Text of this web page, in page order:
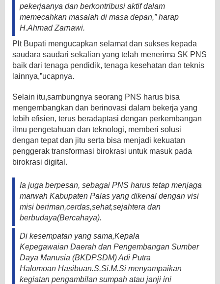
pekerjaanya dan berkontribusi aktif dalam
memecahkan masalah di masa depan,” harap
H.Ahmad Zarnawi.
Plt Bupati mengucapkan selamat dan sukses kepada
saudara saudari sekalian yang telah menerima SK PNS
baik dari tenaga pendidik, tenaga kesehatan dan teknis
lainnya,”ucapnya.
Selain itu,sambungnya seorang PNS harus bisa
mengembangkan dan berinovasi dalam bekerja yang
lebih efisien, terus beradaptasi dengan perkembangan
ilmu pengetahuan dan teknologi, memberi solusi
dengan tepat dan jitu serta bisa menjadi kekuatan
penggerak transformasi birokrasi untuk masuk pada
birokrasi digital.
Ia juga berpesan, sebagai PNS harus tetap menjaga
marwah Kabupaten Palas yang dikenal dengan visi
misi beriman,cerdas,sehat,sejahtera dan
berbudaya(Bercahaya).
Di kesempatan yang sama,Kepala
Kepegawaian Daerah dan Pengembangan Sumber
Daya Manusia (BKDPSDM) Adi Putra
Halomoan Hasibuan.S.Si.M.Si menyampaikan
kegiatan pengambilan sumpah atau janji ini